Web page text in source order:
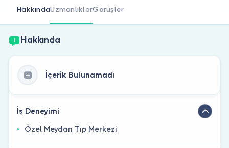
HakkındaUzmanlıklarGörüşler
Hakkında
İçerik Bulunamadı
İş Deneyimi
Özel Meydan Tıp Merkezi